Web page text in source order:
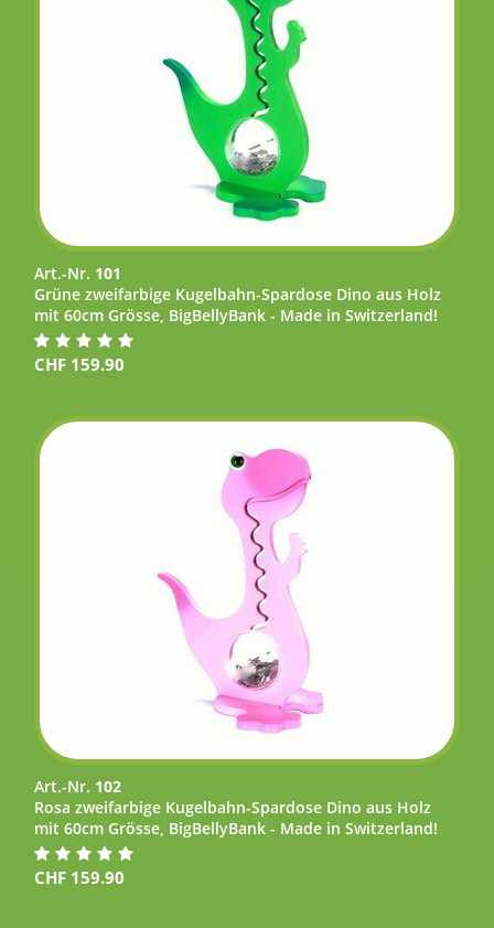
Art.-Nr. 101
Grüne zweifarbige Kugelbahn-Spardose Dino aus Holz
mit 60cm Grösse, BigBellyBank - Made in Switzerland!
CHF 159.90
Art.-Nr. 102
Rosa zweifarbige Kugelbahn-Spardose Dino aus Holz
mit 60cm Grösse, BigBellyBank - Made in Switzerland!
CHF 159.90